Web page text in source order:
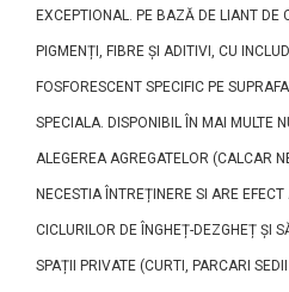
EXCEPTIONAL. PE BAZĂ DE LIANT DE
PIGMENȚI, FIBRE ȘI ADITIVI, CU
FOSFORESCENT SPECIFIC PE
SPECIALA. DISPONIBIL ÎN MAI MULTE
ALEGEREA AGREGATELOR (CALCAR
NECESTIA ÎNTREȚINERE SI ARE
CICLURILOR DE ÎNGHEȚ-DEZGHEȚ ȘI
SPAȚII PRIVATE (CURTI, PARCARI